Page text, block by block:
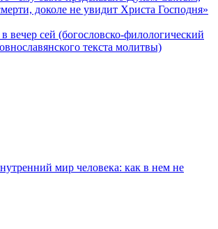
доколе не увидит Христа Господня»
вечер сей (богословско-филологический
текста молитвы)
мир человека: как в нем не